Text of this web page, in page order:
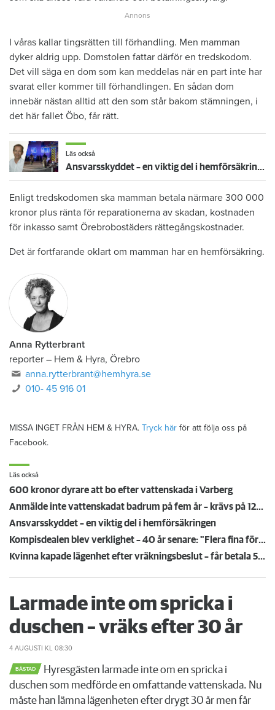
I våras kallar tingsrätten till förhandling. Men mamman
dyker aldrig upp. Domstolen fattar därför en tredskodom.
Det vill säga en dom som kan meddelas när en part inte har
svarat eller kommer till förhandlingen. En sådan dom
innebär nästan alltid att den som står bakom stämningen, i
det här fallet Öbo, får rätt.
Läs också
Ansvarsskyddet – en viktig del i hemförsäkringen
Enligt tredskodomen ska mamman betala närmare 300 000
kronor plus ränta för reparationerna av skadan, kostnaden
för inkasso samt Örebrobostäders rättegångskostnader.
Det är fortfarande oklart om mamman har en hemförsäkring.
Anna Rytterbrant
reporter – Hem & Hyra, Örebro
anna.rytterbrant@hemhyra.se
010- 45 916 01
MISSA INGET FRÅN HEM & HYRA. Tryck här för att följa oss på
Facebook.
Läs också
600 kronor dyrare att bo efter vattenskada i Varberg
Anmälde inte vattenskadat badrum på fem år – krävs på 125 000 kronor
Ansvarsskyddet – en viktig del i hemförsäkringen
Kompisdealen blev verklighet – 40 år senare: "Flera fina fördelar med att dela bostad"
Kvinna kapade lägenhet efter vräkningsbeslut – får betala 50 000
Larmade inte om spricka i
duschen – vräks efter 30 år
4 AUGUSTI KL 08:30
BÅSTAD
Hyresgästen larmade inte om en spricka i
duschen som medförde en omfattande vattenskada. Nu
måste han lämna lägenheten efter drygt 30 år men får